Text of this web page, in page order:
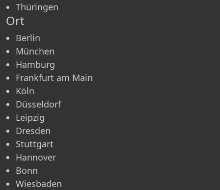
Thüringen
Ort
Berlin
München
Hamburg
Frankfurt am Main
Köln
Düsseldorf
Leipzig
Dresden
Stuttgart
Hannover
Bonn
Wiesbaden